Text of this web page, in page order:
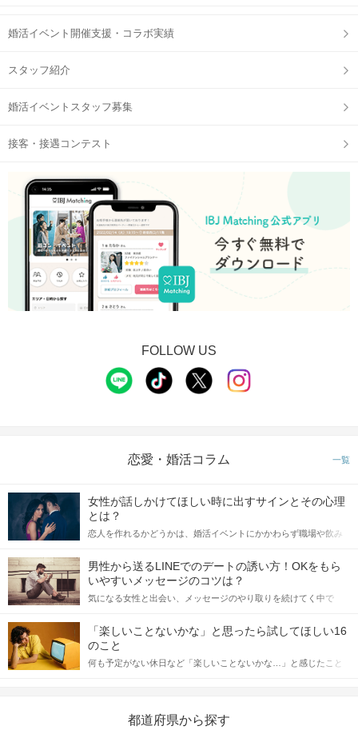
婚活イベント開催支援・コラボ実績
スタッフ紹介
婚活イベントスタッフ募集
接客・接遇コンテスト
FOLLOW US
恋愛・婚活コラム 一覧
女性が話しかけてほしい時に出すサインとその心理
とは？
恋人を作れるかどうかは、婚活イベントにかかわらず職場や飲み
てアプローチできるかにも左右されます。 これから恋人作りを本
格的に始めようとしている方は、女性が異性を求めて出すサイン
をしっかりと理解し、正しい行動に移せるかどうかが重要。 この
記事では、女性が話しかけて欲しい時に出すサインとその心理を
合にどのような行動に繋げるべきかをご紹介していきます。
男性から送るLINEでのデートの誘い方！OKをもら
いやすいメッセージのコツは？
気になる女性と出会い、メッセージのやり取りを続けてく中で
しかし、中には「どう誘ったらいいの？」とお困りの男性もいら
っしゃるのではないでしょうか。 そこで今回は、男性から女性へ
送るLINEでのデートの誘い方のコツをご紹介します。例文も混じ
えながら解説するので、ぜひ参考にしてください。
「楽しいことないかな」と思ったら試してほしい16
のこと
何も予定がない休日など「楽しいことないかな…」と感じたこと
の楽しいことアイデアを集めました♪ いままさに楽しいことを探し
都道府県から探す